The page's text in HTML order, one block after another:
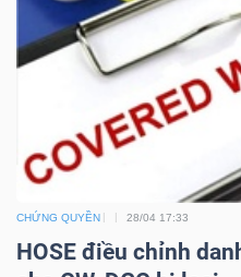
CHỨNG QUYỀN 28/04 17:33
HOSE điều chỉnh
PHÂN
VIETSTOCKFINANCE